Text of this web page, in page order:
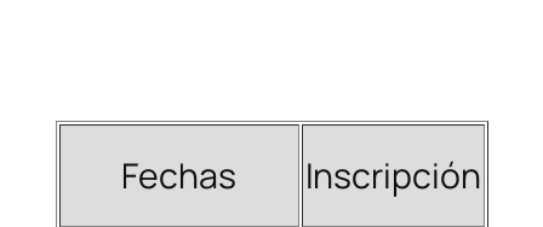
Fechas Inscripción